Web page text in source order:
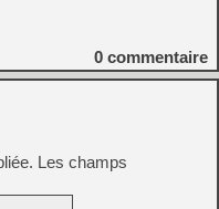
0 commentaire
Les champs